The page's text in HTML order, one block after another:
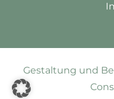
Gestaltung und